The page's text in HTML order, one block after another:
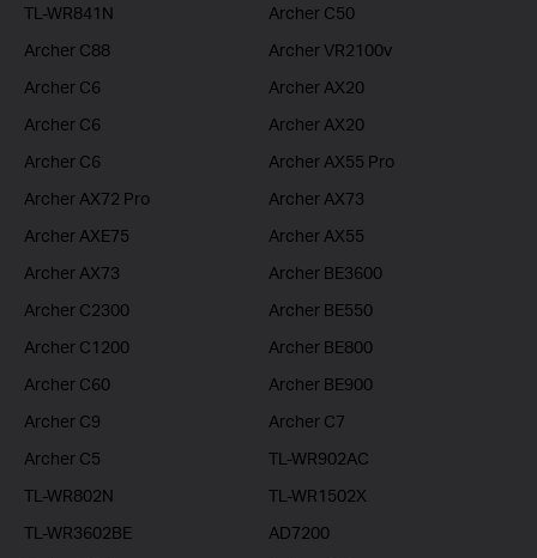
TL-WR841N
Archer C50
Archer C88
Archer VR2100v
Archer C6
Archer AX20
Archer C6
Archer AX20
Archer C6
Archer AX55 Pro
Archer AX72 Pro
Archer AX73
Archer AXE75
Archer AX55
Archer AX73
Archer BE3600
Archer C2300
Archer BE550
Archer C1200
Archer BE800
Archer C60
Archer BE900
Archer C9
Archer C7
Archer C5
TL-WR902AC
TL-WR802N
TL-WR1502X
TL-WR3602BE
AD7200